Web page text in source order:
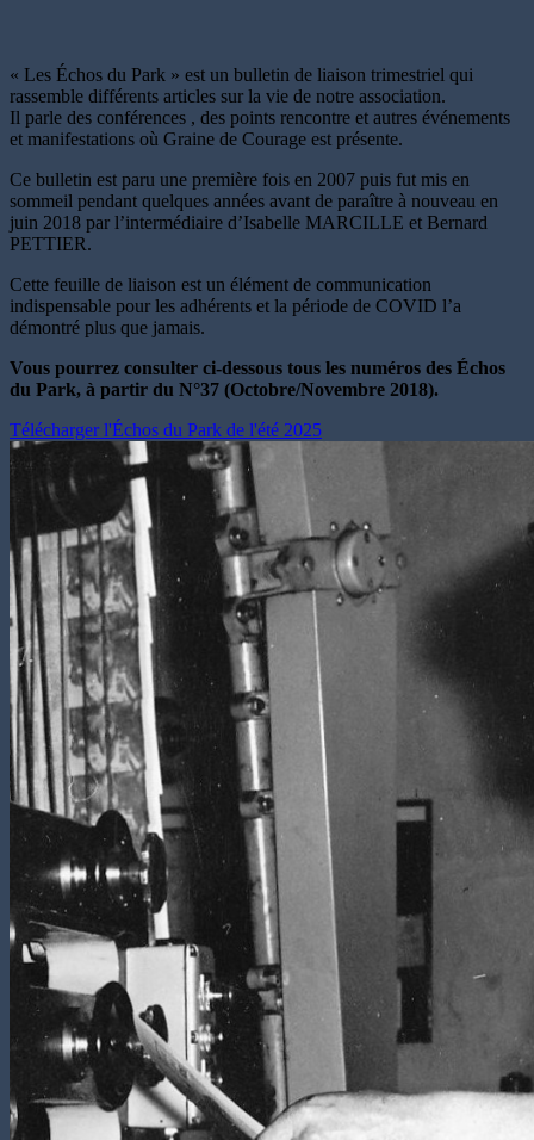
« Les Échos du Park » est un bulletin de liaison trimestriel qui
rassemble différents articles sur la vie de notre association.
Il parle des conférences , des points rencontre et autres événements
et manifestations où Graine de Courage est présente.
Ce bulletin est paru une première fois en 2007 puis fut mis en
sommeil pendant quelques années avant de paraître à nouveau en
juin 2018 par l’intermédiaire d’Isabelle MARCILLE et Bernard
PETTIER.
Cette feuille de liaison est un élément de communication
indispensable pour les adhérents et la période de COVID l’a
démontré plus que jamais.
Vous pourrez consulter ci-dessous tous les numéros des Échos
du Park, à partir du N°37 (Octobre/Novembre 2018).
Télécharger l'Échos du Park de l'été 2025